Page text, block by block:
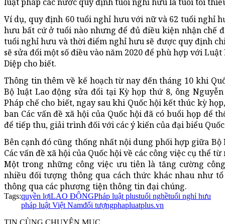
Ví dụ, quy định 60 tuổi nghỉ hưu với nữ và 62 tuổi nghỉ
hưu bất cứ ở tuổi nào nhưng để đủ điều kiện nhận chế
tuổi nghỉ hưu và thời điểm nghỉ hưu sẽ được quy định
sẽ sửa đổi một số điều vào năm 2020 để phù hợp với
Diệp cho biết.
Thông tin thêm về kế hoạch từ nay đến tháng 10 khi
Bộ luật Lao động sửa đổi tại Kỳ họp thứ 8, ông
Pháp chế cho biết, ngay sau khi Quốc hội kết thúc kỳ
ban Các vấn đề xã hội của Quốc hội đã có buổi họp để
để tiếp thu, giải trình đối với các ý kiến của đại biểu
Bên cạnh đó cũng thống nhất nội dung phối hợp giữa
Các vấn đề xã hội của Quốc hội về các công việc cụ thể
Một trong những công việc ưu tiên là tăng cường
nhiều đối tượng thông qua cách thức khác nhau như
thông qua các phương tiện thông tin đại chúng.
Tags:quyền lợiLAO ĐỘNGPháp luật plustuổi nghềtuổi nghỉ hưu
pháp luật Việt Namđối tượngphapluatplus.vn